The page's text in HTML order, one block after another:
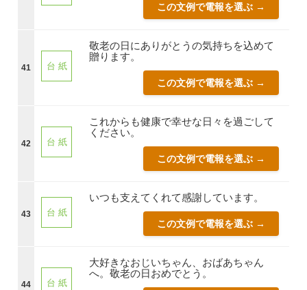
この文例で電報を選ぶ →
41 台 紙
敬老の日にありがとうの気持ちを込めて
贈ります。
この文例で電報を選ぶ →
42 台 紙
これからも健康で幸せな日々を過ごして
ください。
この文例で電報を選ぶ →
43 台 紙
いつも支えてくれて感謝しています。
この文例で電報を選ぶ →
44 台 紙
大好きなおじいちゃん、おばあちゃん
へ。敬老の日おめでとう。